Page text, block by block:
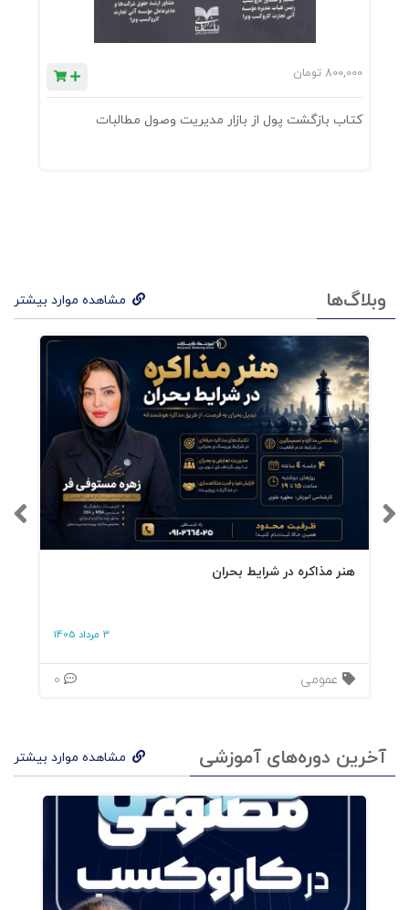
800,000 تومان
کتاب بازگشت پول از بازار مدیریت وصول مطالبات
وبلاگ‌ها مشاهده موارد بیشتر
هنر مذاکره در شرایط بحران
3 مرداد 1405
عمومی
آخرین دوره‌های آموزشی مشاهده موارد بیشتر